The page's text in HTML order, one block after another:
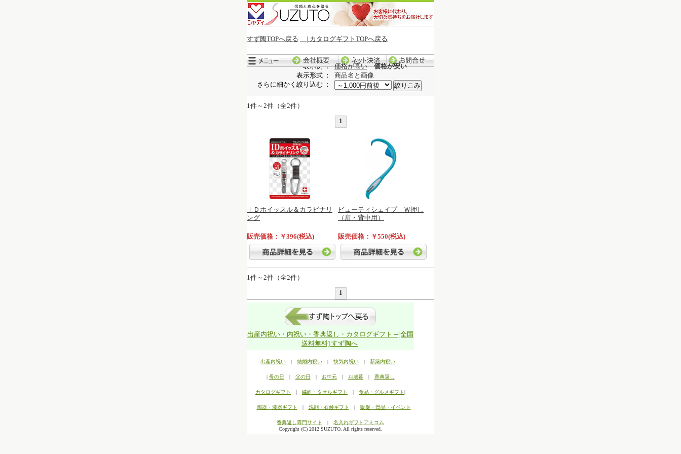
冬季休暇中の発送について
すず陶TOPへ戻る | カタログギフトTOPへ戻る
表示例 ： 価格が高い
価格が安い
表示形式 ：
商品名と画像
さらに細かく絞り込む ：
1件～2件（全2件）
1
ＩＤホイッスル＆カラビナリ
ング
販売価格：￥396(税込)
ビューティシェイプ Ｗ押し
（肩・背中用）
販売価格：￥550(税込)
1件～2件（全2件）
1
出産内祝い・内祝い・香典返し・カタログギフト ─[全国
送料無料] すず陶へ
出産内祝い | 結婚内祝い | 快気内祝い | 新築内祝い
| 母の日 | 父の日 | お中元| お歳暮| 香典返し
カタログギフト | 繊維・タオルギフト | 食品・グルメギフト|
陶器・漆器ギフト | 洗剤・石鹸ギフト | 販促・景品・イベント
香典返し専門サイト | 名入れギフトアミコム
Copyright (C) 2012 SUZUTO. All rights reserved.